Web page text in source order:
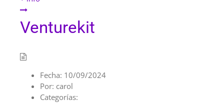
Venturekit
Fecha: 10/09/2024
Por: carol
Categorías: